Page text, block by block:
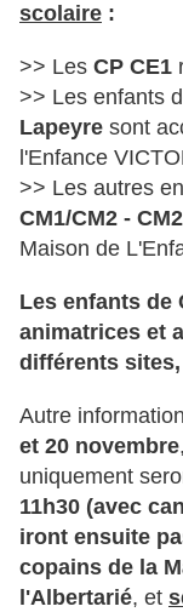
scolaire :
>> Les CP CE1
>> Les enfants
Lapeyre sont
l'Enfance
>> Les autres
CM1/CM2 - CM2
Maison de
Les enfants de
animatrices et
différents
Autre
et 20 novembre
uniquement
11h30 (avec
iront ensuite
copains de la
l'Albertarié, et